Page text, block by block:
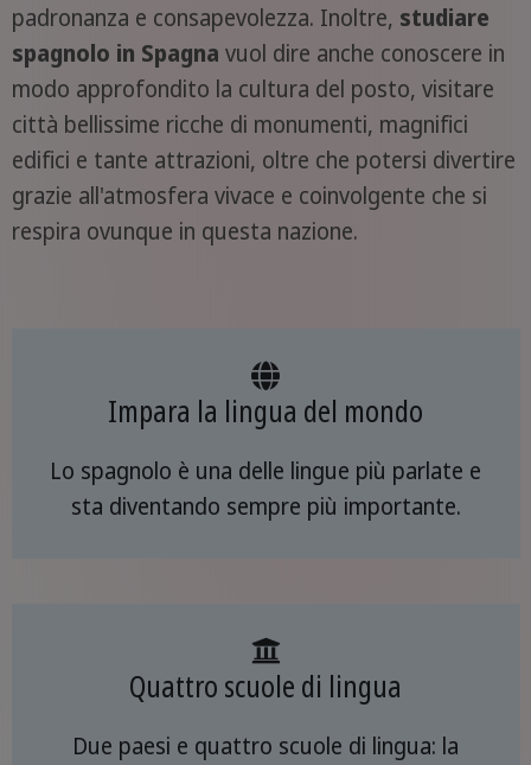
padronanza e consapevolezza. Inoltre, studiare
spagnolo in Spagna vuol dire anche conoscere in
modo approfondito la cultura del posto, visitare
città bellissime ricche di monumenti, magnifici
edifici e tante attrazioni, oltre che potersi divertire
grazie all'atmosfera vivace e coinvolgente che si
respira ovunque in questa nazione.
Impara la lingua del mondo
Lo spagnolo è una delle lingue più parlate e
sta diventando sempre più importante.
Quattro scuole di lingua
Due paesi e quattro scuole di lingua: la